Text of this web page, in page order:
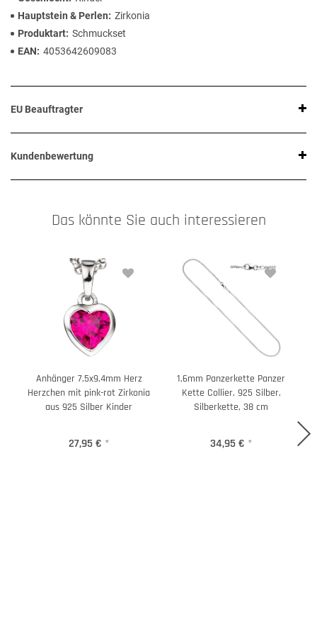
Hauptstein & Perlen
Zirkonia
Produktart Schmuckset
EAN
4053642609083
EU Beauftragter
Kundenbewertung
Das könnte Sie auch interessieren
Anhänger 7,5x9,4mm Herz
Herzchen mit pink-rot Zirkonia
aus 925 Silber Kinder
27,95 € *
1,6mm Panzerkette Panzer
Kette Collier, 925 Silber,
Silberkette, 38 cm
34,95 € *